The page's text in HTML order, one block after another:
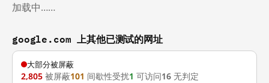
加载中……
google.com 上其他已测试的网址
大部分被屏蔽
2,805 被屏蔽101 间歇性受扰1 可访问16 无判定